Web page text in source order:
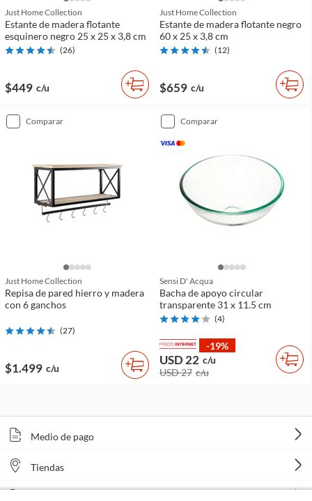
Just Home Collection
Estante de madera flotante
esquinero negro 25 x 25 x 3,8 cm
(26)
$449 c/u
Just Home Collection
Estante de madera flotante negro
60 x 25 x 3,8 cm
(12)
$659 c/u
comparar
Just Home Collection
Repisa de pared hierro y madera
con 6 ganchos
(27)
$1.499 c/u
comparar
Sensi D' Acqua
Bacha de apoyo circular
transparente 31 x 11.5 cm
(4)
-19%
USD 22 c/u
USD 27 c/u
Medio de pago
Tiendas